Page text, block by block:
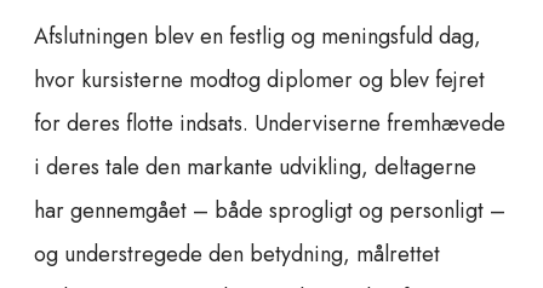
Afslutningen blev en festlig og meningsfuld dag,
hvor kursisterne modtog diplomer og blev fejret
for deres flotte indsats. Underviserne fremhævede
i deres tale den markante udvikling, deltagerne
har gennemgået – både sprogligt og personligt –
og understregede den betydning, målrettet